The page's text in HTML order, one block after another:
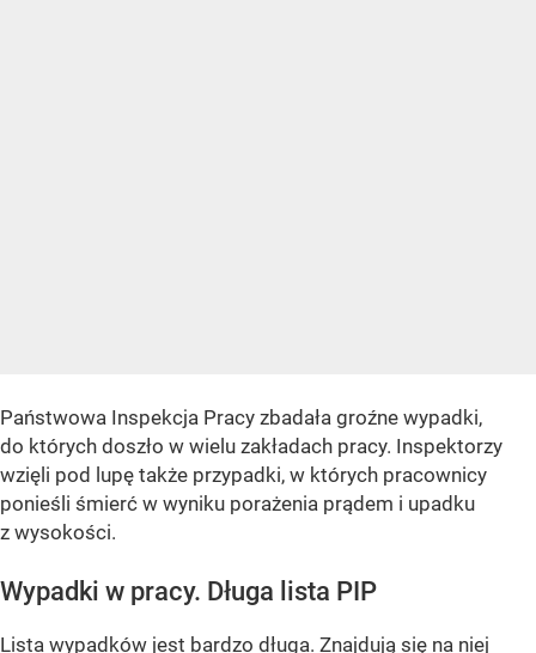
Państwowa Inspekcja Pracy zbadała groźne wypadki,
do których doszło w wielu zakładach pracy. Inspektorzy
wzięli pod lupę także przypadki, w których pracownicy
ponieśli śmierć w wyniku porażenia prądem i upadku
z wysokości.
Wypadki w pracy. Długa lista PIP
Lista wypadków jest bardzo długa. Znajdują się na niej